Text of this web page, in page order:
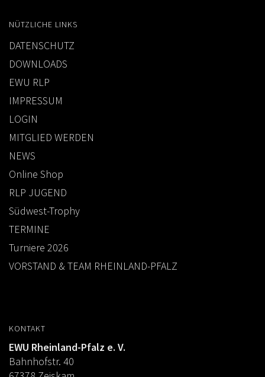
NÜTZLICHE LINKS
DATENSCHUTZ
DOWNLOADS
EWU RLP
IMPRESSUM
LOGIN
MITGLIED WERDEN
NEWS
Online Shop
RLP JUGEND
Südwest-Trophy
TERMINE
Turniere 2026
VORSTAND & TEAM RHEINLAND-PFALZ
KONTAKT
EWU Rheinland-Pfalz e. V.
Bahnhofstr. 40